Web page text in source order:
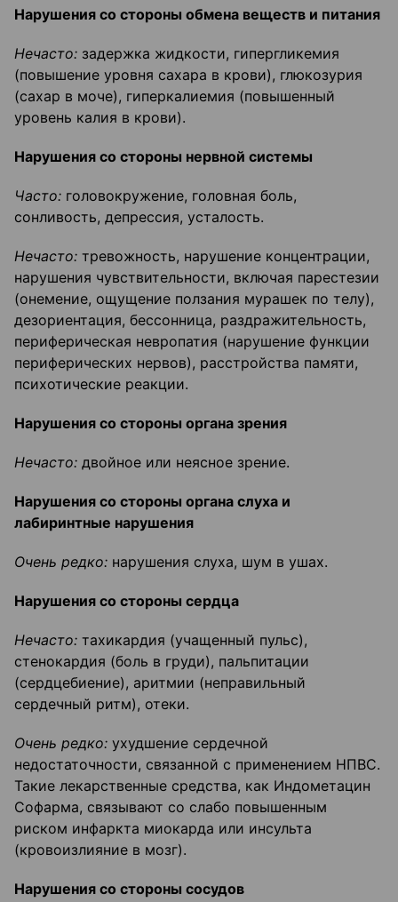
Нарушения со стороны обмена веществ и питания
Нечасто: задержка жидкости, гипергликемия
(повышение уровня сахара в крови), глюкозурия
(сахар в моче), гиперкалиемия (повышенный
уровень калия в крови).
Нарушения со стороны нервной системы
Часто: головокружение, головная боль,
сонливость, депрессия, усталость.
Нечасто: тревожность, нарушение концентрации,
нарушения чувствительности, включая парестезии
(онемение, ощущение ползания мурашек по телу),
дезориентация, бессонница, раздражительность,
периферическая невропатия (нарушение функции
периферических нервов), расстройства памяти,
психотические реакции.
Нарушения со стороны органа зрения
Нечасто: двойное или неясное зрение.
Нарушения со стороны органа слуха и
лабиринтные нарушения
Очень редко: нарушения слуха, шум в ушах.
Нарушения со стороны сердца
Нечасто: тахикардия (учащенный пульс),
стенокардия (боль в груди), пальпитации
(сердцебиение), аритмии (неправильный
сердечный ритм), отеки.
Очень редко: ухудшение сердечной
недостаточности, связанной с применением НПВС.
Такие лекарственные средства, как Индометацин
Софарма, связывают со слабо повышенным
риском инфаркта миокарда или инсульта
(кровоизлияние в мозг).
Нарушения со стороны сосудов